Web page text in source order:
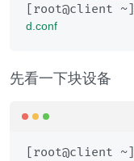
[root@client ~]
d.conf
先看一下块设备
[root@client ~]